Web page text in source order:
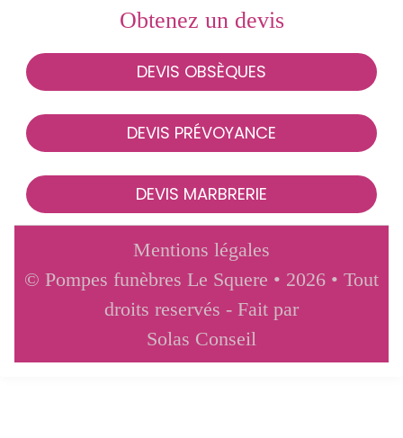
Obtenez un devis
DEVIS OBSÈQUES
DEVIS PRÉVOYANCE
DEVIS MARBRERIE
Mentions légales
© Pompes funèbres Le Squere • 2026 • Tout
droits reservés - Fait par
Solas Conseil